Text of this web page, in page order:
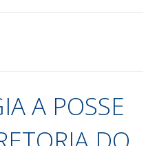
A POSSE